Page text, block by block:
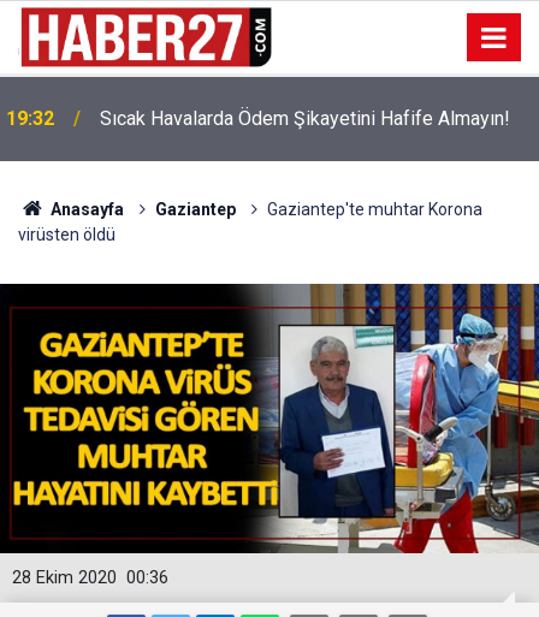
19:32 Sıcak Havalarda Ödem Şikayetini Hafife Almayın!
Anasayfa Gaziantep
Gaziantep'te muhtar Korona
virüsten öldü
00:36
28 Ekim 2020